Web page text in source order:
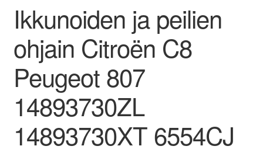
Valitukset
Ikkunoiden ja peilien
ohjain Citroën C8
Peugeot 807
14893730ZL
14893730XT 6554CJ